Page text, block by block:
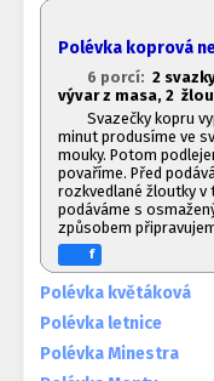
Polévka koprová
6 porcí: 2
vývar z masa, 2
Svazečky kopru
minut produsíme ve
mouky. Potom
povaříme. Před
rozkvedlané žloutky v
podáváme s
způsobem
f
Polévka květáková
Polévka letnice
Polévka Minestra